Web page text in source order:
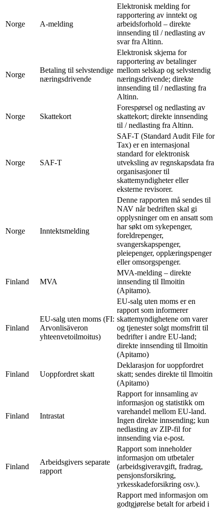
Norge A-melding
Elektronisk melding for
rapportering av inntekt og
arbeidsforhold – direkte
innsending til / nedlasting av
svar fra Altinn.
Norge
Betaling til selvstendige
næringsdrivende
Elektronisk skjema for
rapportering av betalinger
mellom selskap og selvstendig
næringsdrivende; direkte
innsending til / nedlasting fra
Altinn.
Norge Skattekort
Forespørsel og nedlasting av
skattekort; direkte innsending
til / nedlasting fra Altinn.
Norge SAF-T
SAF-T (Standard Audit File for
Tax) er en internasjonal
standard for elektronisk
utveksling av regnskapsdata fra
organisasjoner til
skattemyndigheter eller
eksterne revisorer.
Norge Inntektsmelding
Denne rapporten må sendes til
NAV når bedriften skal gi
opplysninger om en ansatt som
har søkt om sykepenger,
foreldrepenger,
svangerskapspenger,
pleiepenger, opplæringspenger
eller omsorgspenger.
Finland MVA
MVA-melding – direkte
innsending til Ilmoitin
(Apitamo).
Finland
EU-salg uten moms (FI:
Arvonlisäveron
yhteenvetoilmoitus)
EU-salg uten moms er en
rapport som informerer
skattemyndighetene om varer
og tjenester solgt momsfritt til
bedrifter i andre EU-land;
direkte innsending til Ilmoitin
(Apitamo)
Finland Uoppfordret skatt
Deklarasjon for uoppfordret
skatt; sendes direkte til Ilmoitin
(Apitamo)
Finland Intrastat
Rapport for innsamling av
informasjon og statistikk om
varehandel mellom EU-land.
Ingen direkte innsending; kun
nedlasting av ZIP-fil for
innsending via e-post.
Finland
Arbeidsgivers separate
rapport
Rapport som inneholder
informasjon om utbetaler
(arbeidsgiveravgift, fradrag,
pensjonsforsikring,
yrkesskadeforsikring osv.).
Rapport med informasjon om
godtgjørelse betalt for arbeid i